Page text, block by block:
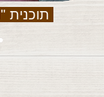
תוכנית "